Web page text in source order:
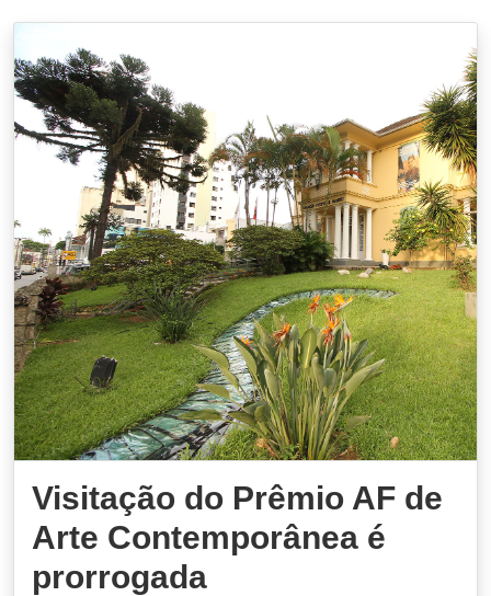
Visitação do Prêmio AF de
Arte Contemporânea é
prorrogada